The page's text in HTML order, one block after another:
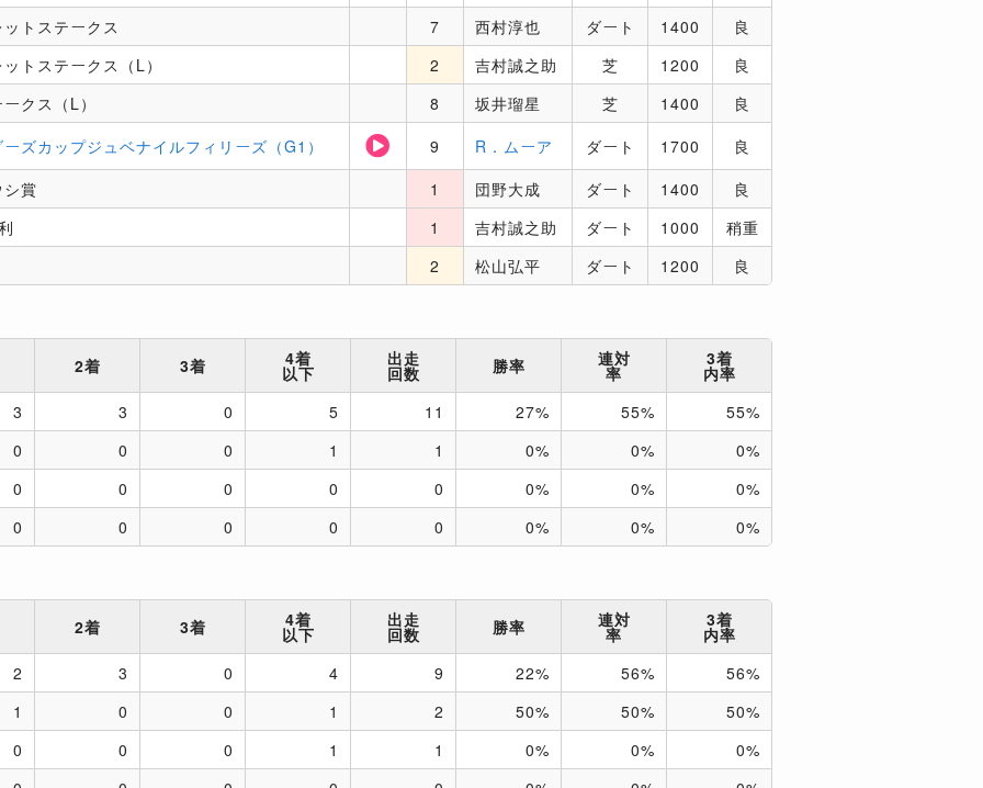
トステークス
7 西村淳也 ダート 1400
良
トステークス（L）
2 吉村誠之助 芝 1200
良
クス（L）
8 坂井瑠星 芝 1400
良
ズカップジュベナイルフィリーズ（G1）
9 R．ムーア ダート 1700
良
賞
1 団野大成 ダート 1400
良
1 吉村誠之助 ダート 1000
稍重
2
松山弘平 ダート 1200 良
2着 3着 4着
以下
出走
回数 勝率 連対
率
3着
内率
3
3 0 5 11 27% 55%
55%
0
0 0 1 1 0% 0%
0%
0
0 0 0 0 0% 0%
0%
0
0 0 0 0 0% 0% 0%
2着 3着 4着
以下
出走
回数 勝率 連対
率
3着
内率
2
3 0 4 9 22% 56%
56%
1
0 0 1 2 50% 50%
50%
0
0 0 1 1 0% 0%
0%